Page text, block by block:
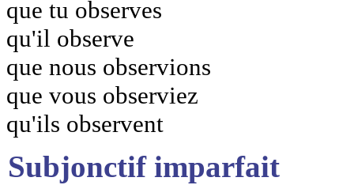
que tu observes
qu'il observe
que nous observions
que vous observiez
qu'ils observent
Subjonctif imparfait